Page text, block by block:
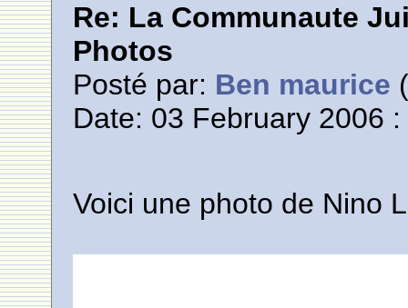
Re: La Communaute
Photos
Posté par: Ben maurice
Date: 03 February 2006
Voici une photo de Nino